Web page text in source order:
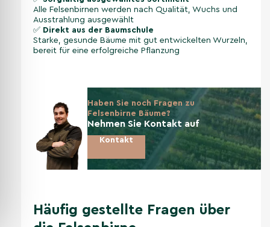
Alle Felsenbirnen werden nach Qualität, Wuchs und
Ausstrahlung ausgewählt
✅ Direkt aus der Baumschule
Starke, gesunde Bäume mit gut entwickelten Wurzeln,
bereit für eine erfolgreiche Pflanzung
Haben Sie noch Fragen zu
Felsenbirne Bäume?
Nehmen Sie Kontakt auf
Kontakt
Häufig gestellte Fragen über